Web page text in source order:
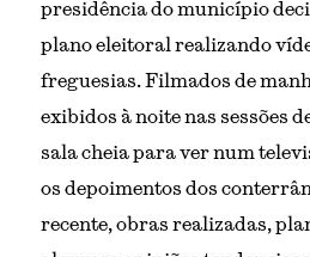
presidência do município
plano eleitoral realizando
freguesias. Filmados de
exibidos à noite nas sessões
sala cheia para ver num
os depoimentos dos
recente, obras realizadas,